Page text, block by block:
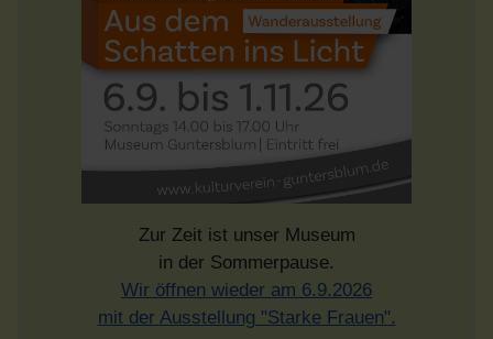
Zur Zeit ist unser Museum
in der Sommerpause.
Wir öffnen wieder am 6.9.2026
mit der Ausstellung "Starke Frauen".